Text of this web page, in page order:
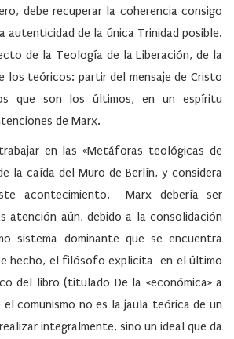
debe recuperar la coherencia consigo
autenticidad de la única Trinidad posible.
de la Teología de la Liberación, de la
los teóricos: partir del mensaje de Cristo
que son los últimos, en un espíritu
de Marx.
en las «Metáforas teológicas de
la caída del Muro de Berlín, y considera
acontecimiento, Marx debería ser
atención aún, debido a la consolidación
sistema dominante que se encuentra
hecho, el filósofo explicita en el último
del libro (titulado De la «económica» a
el comunismo no es la jaula teórica de un
integralmente, sino un ideal que da